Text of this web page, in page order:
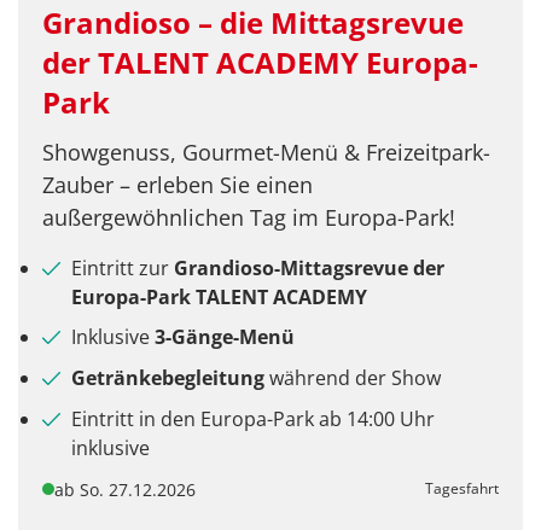
Teile diese Reise
Radeln im Dreiländereck
Facebook
Twitter
WhatsApp
Reise-Etappen
Grandioso – die Mittagsrevue
der TALENT ACADEMY Europa-
Park
Showgenuss, Gourmet-Menü & Freizeitpark-
Zauber – erleben Sie einen
außergewöhnlichen Tag im Europa-Park!
Eintritt zur Grandioso-Mittagsrevue der
Europa-Park TALENT ACADEMY
Inklusive3-Gänge-Menü
Getränkebegleitungwährend der Show
Eintritt in den Europa-Park ab 14:00 Uhr
inklusive
ab So. 27.12.2026 Tagesfahrt